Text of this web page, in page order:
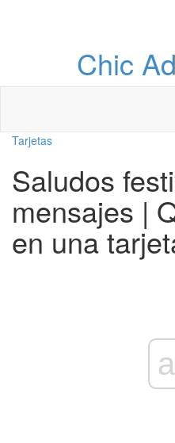
Chic
Tarjetas
Saludos
mensajes |
en una